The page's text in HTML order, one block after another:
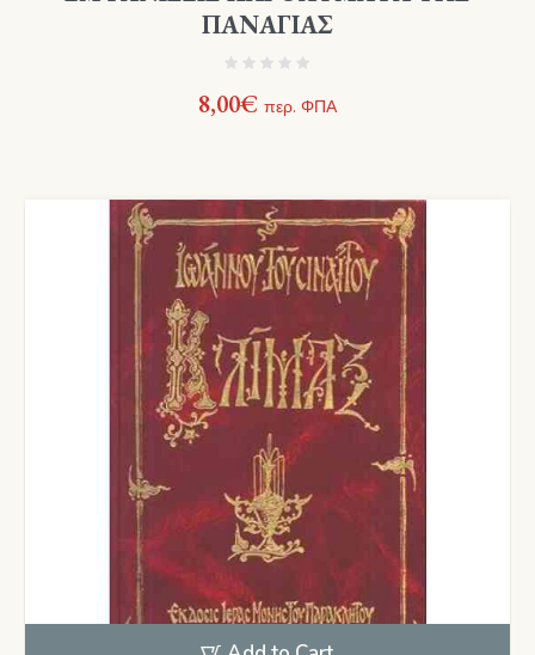
ΠΑΝΑΓΙΑΣ
8,00€ περ. ΦΠΑ